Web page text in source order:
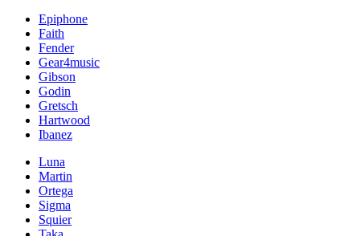
Epiphone
Faith
Fender
Gear4music
Gibson
Godin
Gretsch
Hartwood
Ibanez
Luna
Martin
Ortega
Sigma
Squier